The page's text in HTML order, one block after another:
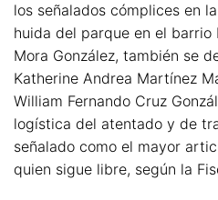
los señalados cómplices en
huida del parque en el barrio
Mora González, también se
Katherine Andrea Martínez
William Fernando Cruz
logística del atentado y de
señalado como el mayor
quien sigue libre, según la